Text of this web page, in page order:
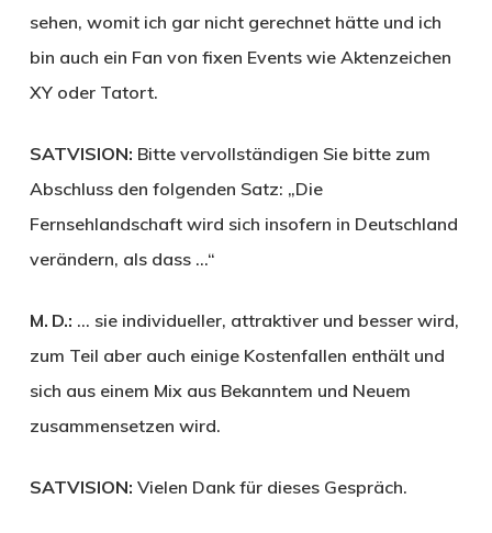
sehen, womit ich gar nicht gerechnet hätte und ich
bin auch ein Fan von fixen Events wie Aktenzeichen
XY oder Tatort.
SATVISION: Bitte vervollständigen Sie bitte zum
Abschluss den folgenden Satz: „Die
Fernsehlandschaft wird sich insofern in Deutschland
verändern, als dass …“
M. D.: … sie individueller, attraktiver und besser wird,
zum Teil aber auch einige Kostenfallen enthält und
sich aus einem Mix aus Bekanntem und Neuem
zusammensetzen wird.
SATVISION: Vielen Dank für dieses Gespräch.